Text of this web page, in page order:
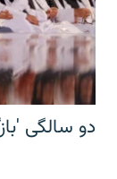
دو سالگی